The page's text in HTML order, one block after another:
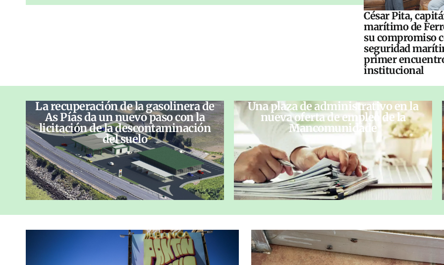
César Pita,
marítimo de
su compromiso
seguridad
primer
institucional
La recuperación de la gasolinera de
As Pías da un nuevo paso con la
licitación de la descontaminación
del suelo
Una plaza de administrativo en la
nueva oferta de empleo de la
Mancomunidade